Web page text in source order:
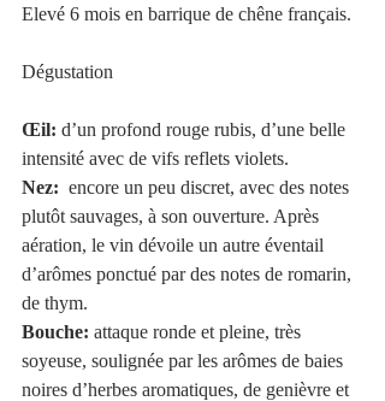
Elevé 6 mois en barrique de chêne français.
Dégustation
Œil: d’un profond rouge rubis, d’une belle
intensité avec de vifs reflets violets.
Nez: encore un peu discret, avec des notes
plutôt sauvages, à son ouverture. Après
aération, le vin dévoile un autre éventail
d’arômes ponctué par des notes de romarin,
de thym.
Bouche: attaque ronde et pleine, très
soyeuse, soulignée par les arômes de baies
noires d’herbes aromatiques, de genièvre et